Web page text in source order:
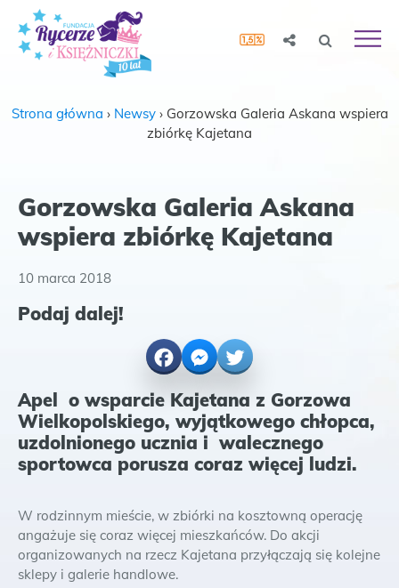
Strona główna › Newsy› Gorzowska Galeria Askana wspiera
zbiórkę Kajetana
Gorzowska Galeria Askana
wspiera zbiórkę Kajetana
10 marca 2018
Podaj dalej!
FacebookMessenger
Twitter
Apel o wsparcie Kajetana z Gorzowa
Wielkopolskiego, wyjątkowego chłopca,
uzdolnionego ucznia i walecznego
sportowca porusza coraz więcej ludzi.
W rodzinnym mieście, w zbiórki na kosztowną operację
angażuje się coraz więcej mieszkańców. Do akcji
organizowanych na rzecz Kajetana przyłączają się kolejne
sklepy i galerie handlowe.